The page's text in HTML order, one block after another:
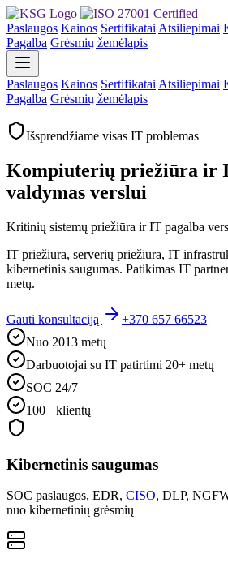
Paslaugos Kainos Sertifikatai Atsiliepimai
Pagalba Grėsmių žemėlapis
Paslaugos Kainos Sertifikatai Atsiliepimai
Pagalba Grėsmių žemėlapis
Išsprendžiame visas IT problemas
Kompiuterių priežiūra ir
valdymas verslui
Kritinių sistemų priežiūra ir IT pagalba
IT priežiūra, serverių priežiūra, IT
kibernetinis saugumas. Patikimas IT
metų.
Gauti konsultaciją
+370 657 66523
Nuo 2013 metų
Darbuotojai su IT patirtimi 20+ metų
SOC 24/7
100+ klientų
Kibernetinis saugumas
SOC paslaugos, EDR, CISO, DLP,
nuo kibernetinių grėsmių